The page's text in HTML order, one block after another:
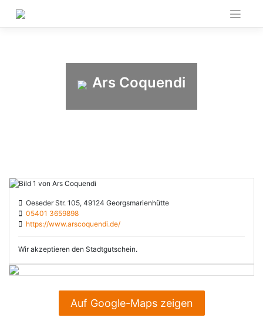
content
Ars Coquendi
Oeseder Str. 105, 49124 Georgsmarienhütte
05401 3659898
https://www.arscoquendi.de/
Wir akzeptieren den Stadtgutschein.
Auf Google-Maps zeigen